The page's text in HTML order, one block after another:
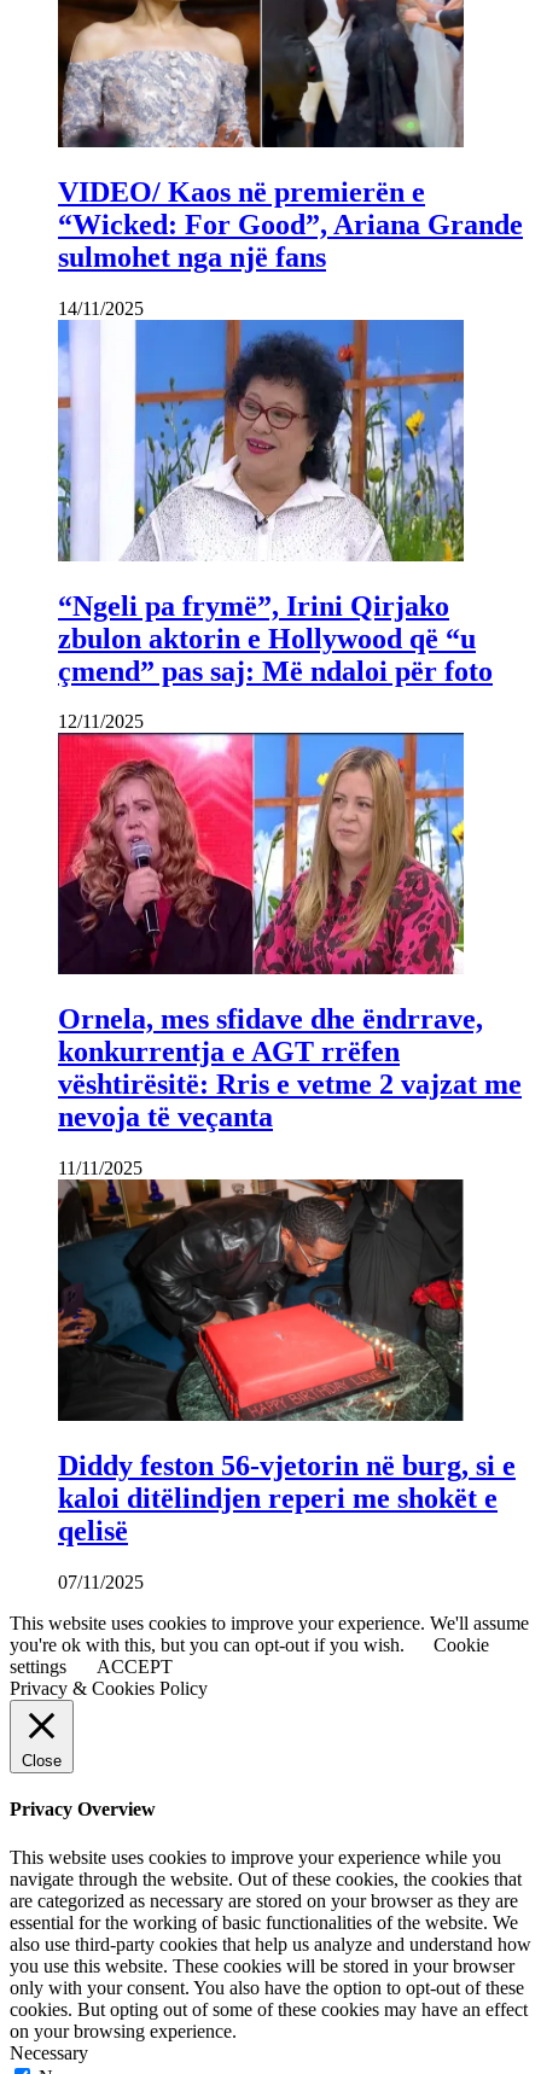
VIDEO/ Kaos në premierën e
“Wicked: For Good”, Ariana Grande
sulmohet nga një fans
14/11/2025
“Ngeli pa frymë”, Irini Qirjako
zbulon aktorin e Hollywood që “u
çmend” pas saj: Më ndaloi për foto
12/11/2025
Ornela, mes sfidave dhe ëndrrave,
konkurrentja e AGT rrëfen
vështirësitë: Rris e vetme 2 vajzat me
nevoja të veçanta
11/11/2025
Diddy feston 56-vjetorin në burg, si e
kaloi ditëlindjen reperi me shokët e
qelisë
07/11/2025
This website uses cookies to improve your experience. We'll assume
you're ok with this, but you can opt-out if you wish.
Cookie
settings
ACCEPT
Privacy & Cookies Policy
Close
Privacy Overview
This website uses cookies to improve your experience while you
navigate through the website. Out of these cookies, the cookies that
are categorized as necessary are stored on your browser as they are
essential for the working of basic functionalities of the website. We
also use third-party cookies that help us analyze and understand how
you use this website. These cookies will be stored in your browser
only with your consent. You also have the option to opt-out of these
cookies. But opting out of some of these cookies may have an effect
on your browsing experience.
Necessary